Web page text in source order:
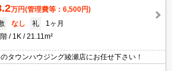
万円(管理費等：6,500円)
なし 礼
1ヶ月
1K 21.11m²
タウンハウジング綾瀬店にお任せ下さい！